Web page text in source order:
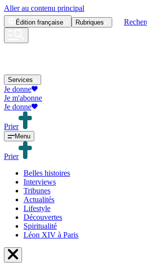
Aller au contenu principal
Édition française Rubriques
Services
Je donne
Je m'abonne
Je donne
Prier
Menu
Prier
Belles histoires
Interviews
Tribunes
Actualités
Lifestyle
Découvertes
Spiritualité
Léon XIV à Paris